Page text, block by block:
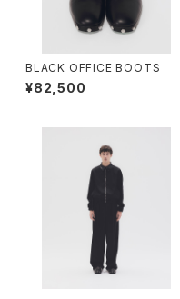
BLACK OFFICE BOOTS
¥82,500